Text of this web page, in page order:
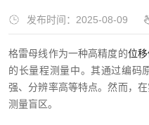
发布时间：2025-08-09
格雷母线作为一种高精度的位
的长量程测量中。其通过编码
强、分辨率高等特点。然而，
测量盲区。